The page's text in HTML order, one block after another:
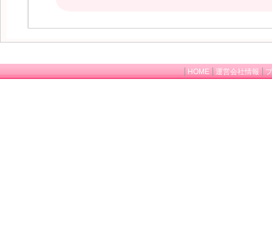
HOME 運営会社情報